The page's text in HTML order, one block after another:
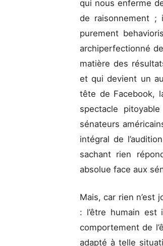
qui nous enferme
de raisonnement ;
purement
archiperfectionné
matière des
et qui devient un
tête de Facebook,
spectacle
sénateurs
intégral de
sachant rien
absolue face aux
Mais, car rien n’est
: l’être humain
comportement de
adapté à telle